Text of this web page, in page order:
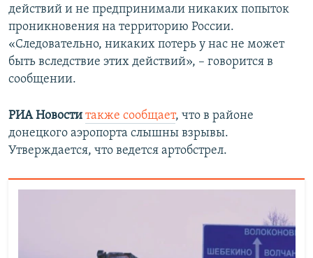
действий и не предпринимали никаких попыток
проникновения на территорию России.
«Следовательно, никаких потерь у нас не может
быть вследствие этих действий», – говорится в
сообщении.
РИА Новости также сообщает, что в районе
донецкого аэропорта слышны взрывы.
Утверждается, что ведется артобстрел.